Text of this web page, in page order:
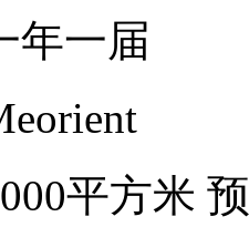
年一届
平方米